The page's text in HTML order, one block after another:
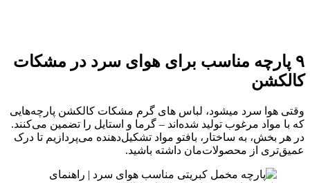
۹ پارچه مناسب برای هوای سرد در مشکات
کالکشن
وقتی هوا سرد میشود، لباس های گرم مشکات کالکشن پارچه‌هایی
که با مواد مرغوب تولید شده‌اند – گرما و استایل را تضمین می‌کنند.
در هر بخش، به ساختار، بافتو مواد تشکیل‌دهنده می‌پردازیم تا درک
عمیق‌تری از محصولات‌مان داشته باشید.